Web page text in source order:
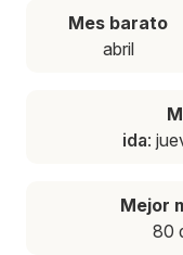
Mes barato
abril
ida:
Mejor
80